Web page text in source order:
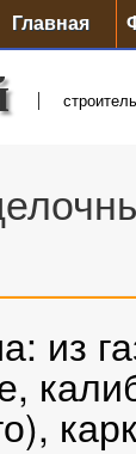
Главная
из